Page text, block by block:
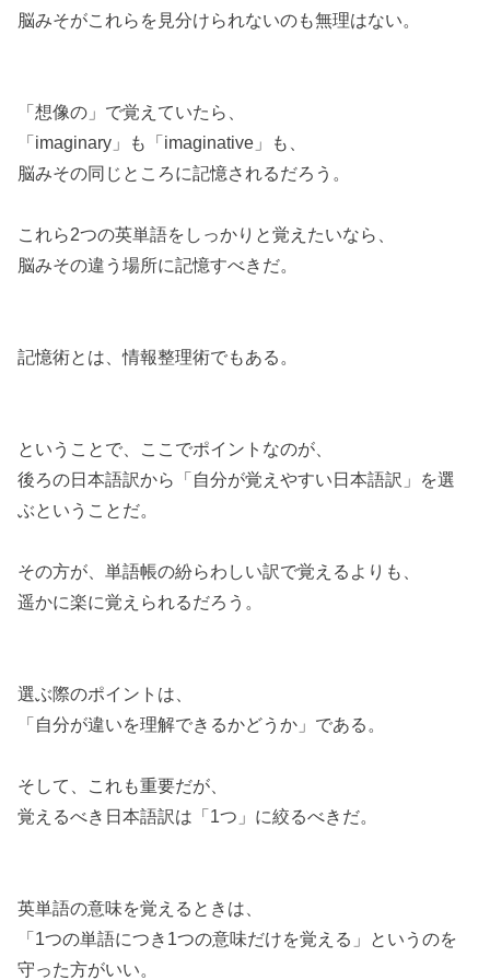
脳みそがこれらを見分けられないのも無理はない。
「想像の」で覚えていたら、
「imaginary」も「imaginative」も、
脳みその同じところに記憶されるだろう。
これら2つの英単語をしっかりと覚えたいなら、
脳みその違う場所に記憶すべきだ。
記憶術とは、情報整理術でもある。
ということで、ここでポイントなのが、
後ろの日本語訳から「自分が覚えやすい日本語訳」を選
ぶということだ。
その方が、単語帳の紛らわしい訳で覚えるよりも、
遥かに楽に覚えられるだろう。
選ぶ際のポイントは、
「自分が違いを理解できるかどうか」である。
そして、これも重要だが、
覚えるべき日本語訳は「1つ」に絞るべきだ。
英単語の意味を覚えるときは、
「1つの単語につき1つの意味だけを覚える」というのを
守った方がいい。